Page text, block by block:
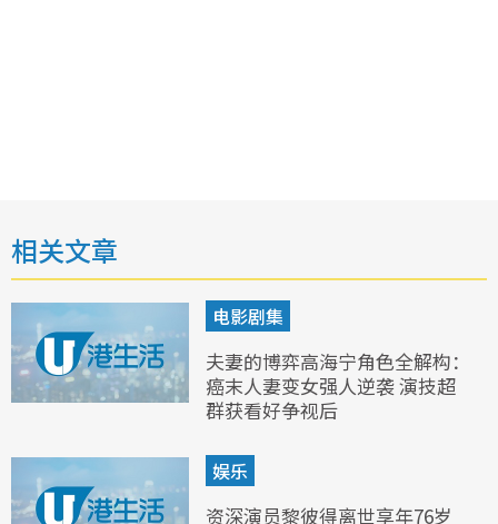
相关文章
电影剧集
夫妻的博弈高海宁角色全解构：
癌末人妻变女强人逆袭 演技超
群获看好争视后
娱乐
资深演员黎彼得离世享年76岁